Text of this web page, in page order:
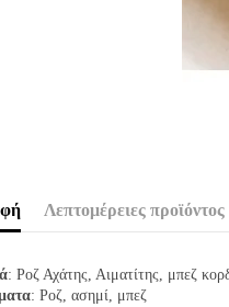
Λεπτομέρειες προϊόντος
: Ροζ Αχάτης, Αιματίτης, μπεζ
: Ροζ, ασημί, μπεζ